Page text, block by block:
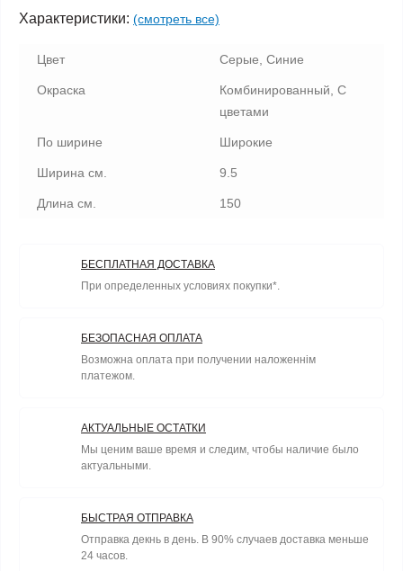
Характеристики: (смотреть все)
Цвет Серые, Синие
Окраска
Комбинированный, С
цветами
По ширине Широкие
Ширина см. 9.5
Длина см. 150
БЕСПЛАТНАЯ ДОСТАВКА
При определенных условиях покупки*.
БЕЗОПАСНАЯ ОПЛАТА
Возможна оплата при получении наложеннім
платежом.
АКТУАЛЬНЫЕ ОСТАТКИ
Мы ценим ваше время и следим, чтобы наличие было
актуальными.
БЫСТРАЯ ОТПРАВКА
Отправка декнь в день. В 90% случаев доставка меньше
24 часов.